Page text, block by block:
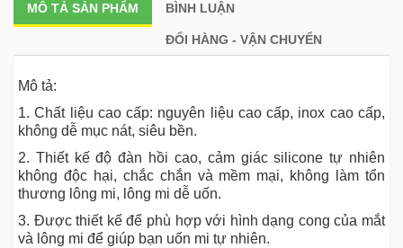
MÔ TẢ SẢN PHẨM BÌNH LUẬN
ĐỔI HÀNG - VẬN CHUYỂN
Mô tả:
1. Chất liệu cao cấp: nguyên liệu cao cấp, inox cao cấp,
không dễ mục nát, siêu bền.
2. Thiết kế độ đàn hồi cao, cảm giác silicone tự nhiên
không độc hại, chắc chắn và mềm mại, không làm tổn
thương lông mi, lông mi dễ uốn.
3. Được thiết kế để phù hợp với hình dạng cong của mắt
và lông mi để giúp bạn uốn mi tự nhiên.